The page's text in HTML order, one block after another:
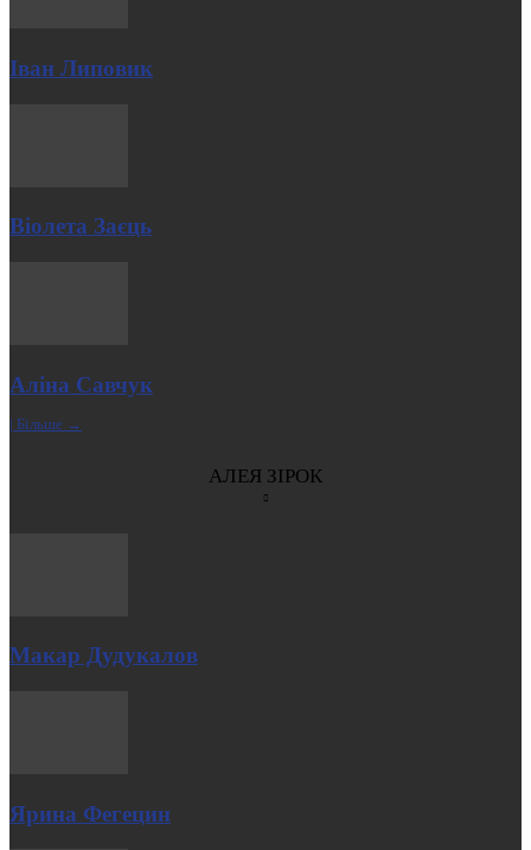
Іван Липовик
Віолета Заєць
Аліна Савчук
| Більше →
АЛЕЯ ЗІРОК
Макар Дудукалов
Ярина Фегецин